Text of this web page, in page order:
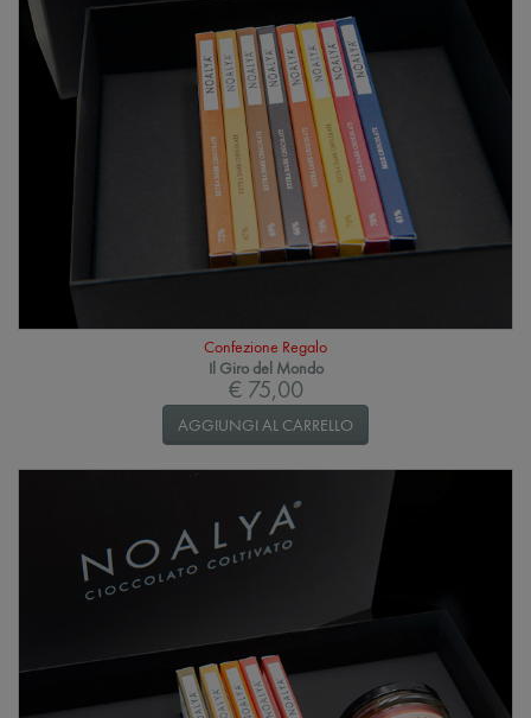
Confezione Regalo
Il Giro del Mondo
€ 75,00
AGGIUNGI AL CARRELLO